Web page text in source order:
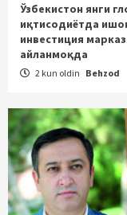
Ўзбекистон янги
иқтисодиётда
инвестиция
айланмоқда
2 kun oldin Behzod